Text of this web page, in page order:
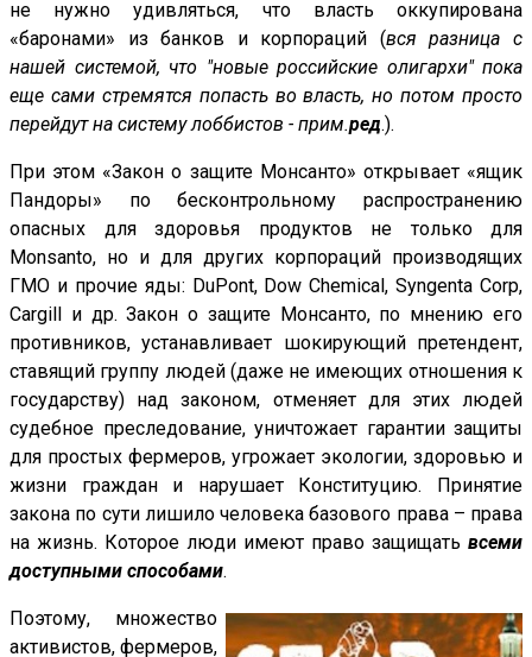
не нужно удивляться, что власть оккупирована
«баронами» из банков и корпораций (вся разница с
нашей системой, что "новые российские олигархи" пока
еще сами стремятся попасть во власть, но потом просто
перейдут на систему лоббистов - прим.ред.).
При этом «Закон о защите Монсанто» открывает «ящик
Пандоры» по бесконтрольному распространению
опасных для здоровья продуктов не только для
Monsanto, но и для других корпораций производящих
ГМО и прочие яды: DuPont, Dow Chemical, Syngenta Corp,
Cargill и др. Закон о защите Монсанто, по мнению его
противников, устанавливает шокирующий претендент,
ставящий группу людей (даже не имеющих отношения к
государству) над законом, отменяет для этих людей
судебное преследование, уничтожает гарантии защиты
для простых фермеров, угрожает экологии, здоровью и
жизни граждан и нарушает Конституцию. Принятие
закона по сути лишило человека базового права – права
на жизнь. Которое люди имеют право защищать всеми
доступными способами.
Поэтому, множество
активистов, фермеров,